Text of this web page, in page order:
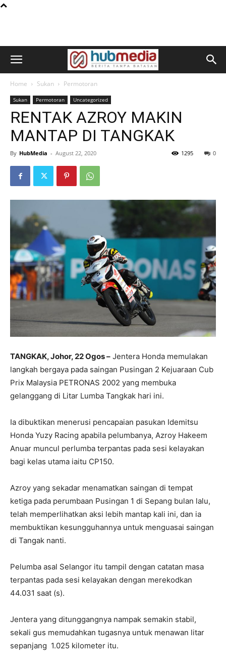
Home Sukan Permotoran
Sukan Permotoran Uncategorized
RENTAK AZROY MAKIN
MANTAP DI TANGKAK
By HubMedia - August 22, 2020 0
1295
TANGKAK, Johor, 22 Ogos – Jentera Honda memulakan
langkah bergaya pada saingan Pusingan 2 Kejuaraan Cub
Prix Malaysia PETRONAS 2002 yang membuka
gelanggang di Litar Lumba Tangkak hari ini.
Ia dibuktikan menerusi pencapaian pasukan Idemitsu
Honda Yuzy Racing apabila pelumbanya, Azroy Hakeem
Anuar muncul perlumba terpantas pada sesi kelayakan
bagi kelas utama iaitu CP150.
Azroy yang sekadar menamatkan saingan di tempat
ketiga pada perumbaan Pusingan 1 di Sepang bulan lalu,
telah memperlihatkan aksi lebih mantap kali ini, dan ia
membuktikan kesungguhannya untuk menguasai saingan
di Tangak nanti.
Pelumba asal Selangor itu tampil dengan catatan masa
terpantas pada sesi kelayakan dengan merekodkan
44.031 saat (s).
Jentera yang ditunggangnya nampak semakin stabil,
sekali gus memudahkan tugasnya untuk menawan litar
sepanjang 1.025 kilometer itu.